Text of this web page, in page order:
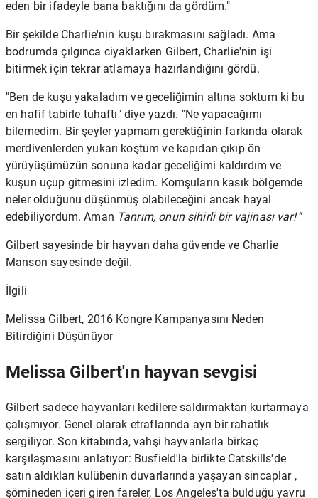
eden bir ifadeyle bana baktığını da gördüm."
Bir şekilde Charlie'nin kuşu bırakmasını sağladı. Ama
bodrumda çılgınca ciyaklarken Gilbert, Charlie'nin işi
bitirmek için tekrar atlamaya hazırlandığını gördü.
"Ben de kuşu yakaladım ve geceliğimin altına soktum ki bu
en hafif tabirle tuhaftı" diye yazdı. "Ne yapacağımı
bilemedim. Bir şeyler yapmam gerektiğinin farkında olarak
merdivenlerden yukarı koştum ve kapıdan çıkıp ön
yürüyüşümüzün sonuna kadar geceliğimi kaldırdım ve
kuşun uçup gitmesini izledim. Komşuların kasık bölgemde
neler olduğunu düşünmüş olabileceğini ancak hayal
edebiliyordum. Aman Tanrım, onun sihirli bir vajinası var!”
Gilbert sayesinde bir hayvan daha güvende ve Charlie
Manson sayesinde değil.
İlgili
Melissa Gilbert, 2016 Kongre Kampanyasını Neden
Bitirdiğini Düşünüyor
Melissa Gilbert'ın hayvan sevgisi
Gilbert sadece hayvanları kedilere saldırmaktan kurtarmaya
çalışmıyor. Genel olarak etraflarında ayrı bir rahatlık
sergiliyor. Son kitabında, vahşi hayvanlarla birkaç
karşılaşmasını anlatıyor: Busfield'la birlikte Catskills'de
satın aldıkları kulübenin duvarlarında yaşayan sincaplar ,
şömineden içeri giren fareler, Los Angeles'ta bulduğu yavru